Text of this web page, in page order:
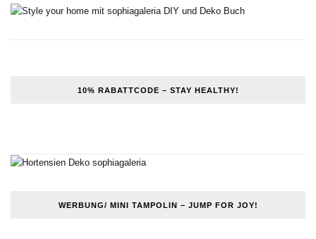
10% RABATTCODE – STAY HEALTHY!
WERBUNG/ MINI TAMPOLIN – JUMP FOR JOY!